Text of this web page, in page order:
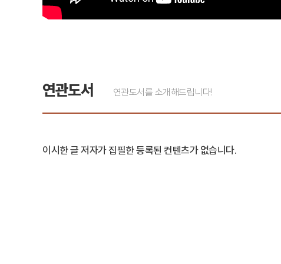
연관도서 연관도서를 소개해드립니다!
이시한 글 저자가 집필한 등록된 컨텐츠가 없습니다.